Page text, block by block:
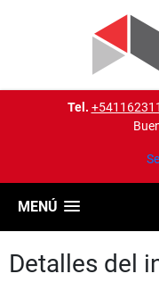
Tel.
MENÚ
Detalles del